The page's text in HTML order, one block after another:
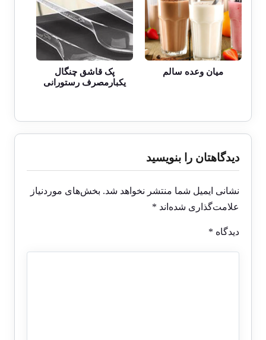
میان وعده سالم
پک قاشق چنگال
یکبارمصرف رستورانی
دیدگاهتان را بنویسید
نشانی ایمیل شما منتشر نخواهد شد. بخش‌های موردنیاز
علامت‌گذاری شده‌اند *
دیدگاه *